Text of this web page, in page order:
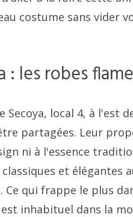
costume sans vider
: les robes
Secoya, local 4, à l'est
partagées. Leur
ni à l'essence
et élégantes
Ce qui frappe le plus
inhabituel dans la